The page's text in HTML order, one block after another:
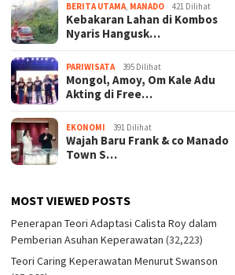
BERITA UTAMA, MANADO 421 Dilihat
Kebakaran Lahan di Kombos
Nyaris Hangusk…
PARIWISATA 395 Dilihat
Mongol, Amoy, Om Kale Adu
Akting di Free…
EKONOMI 391 Dilihat
Wajah Baru Frank & co Manado
Town S…
MOST VIEWED POSTS
Penerapan Teori Adaptasi Calista Roy dalam
Pemberian Asuhan Keperawatan (32,223)
Teori Caring Keperawatan Menurut Swanson